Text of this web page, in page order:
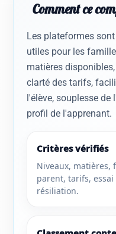
Comment ce
Les plateformes
utiles pour les
matières
clarté des tarifs,
l'élève, souplesse
profil de l'apprenant.
Critères vérifiés
Niveaux, matières,
parent, tarifs,
résiliation.